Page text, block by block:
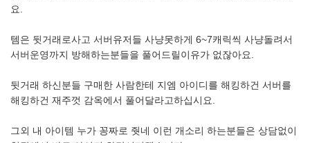
요.
템은 뒷거래로사고 서버유저들 사냥못하게 6~7캐릭씩 사냥돌려서
서버운영까지 방해하는분들을 풀어드릴이유가 없잖아요.
뒷거래 하신분들 구매한 사람한테 지엠 아이디를 해킹하건 서버를
해킹하건 재주껏 감옥에서 풀어달라고하십시요.
그외 내 아이템 누가 꽁짜로 줫네 이런 개소리 하는분들은 상담없이